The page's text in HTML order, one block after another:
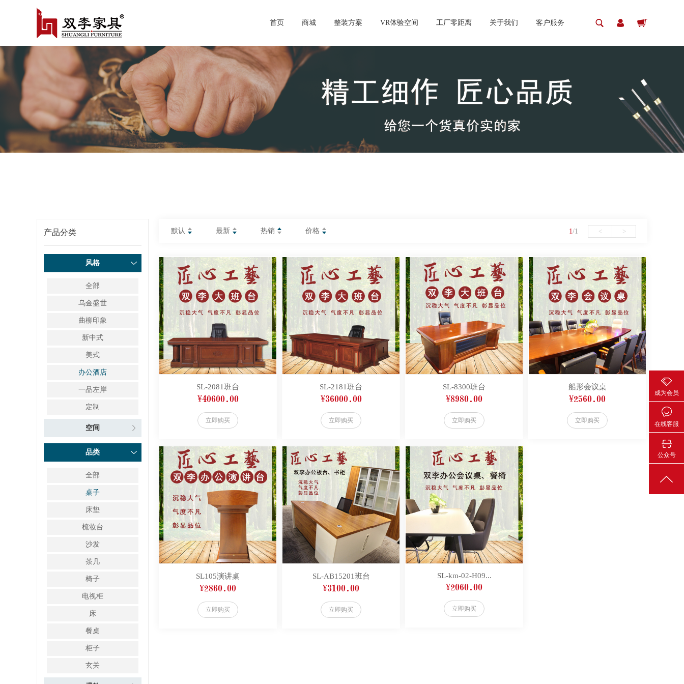
首页 商城 整装方案 VR体验空间 工厂零距离 关于我们 客户服务
产品分类
风格
全部
乌金盛世
曲柳印象
新中式
美式
办公酒店
一品左岸
定制
空间
品类
全部
桌子
床垫
梳妆台
沙发
茶几
椅子
电视柜
床
餐桌
柜子
玄关
默认 最新 热销 价格 1/1 < >
SL-2081班台
¥40600.00
立即购买
SL-2181班台
¥36000.00
立即购买
SL-8300班台
¥8980.00
立即购买
船形会议桌
¥2560.00
立即购买
SL105演讲桌
¥2860.00
立即购买
SL-AB15201班台
¥3100.00
立即购买
SL-km-02-H09...
¥2060.00
立即购买
成为会员
在线客服
公众号